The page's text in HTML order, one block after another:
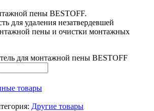
пены BESTOFF.
для удаления незатвердевшей
пены и очистки монтажных
для монтажной пены BESTOFF
товары
Другие товары